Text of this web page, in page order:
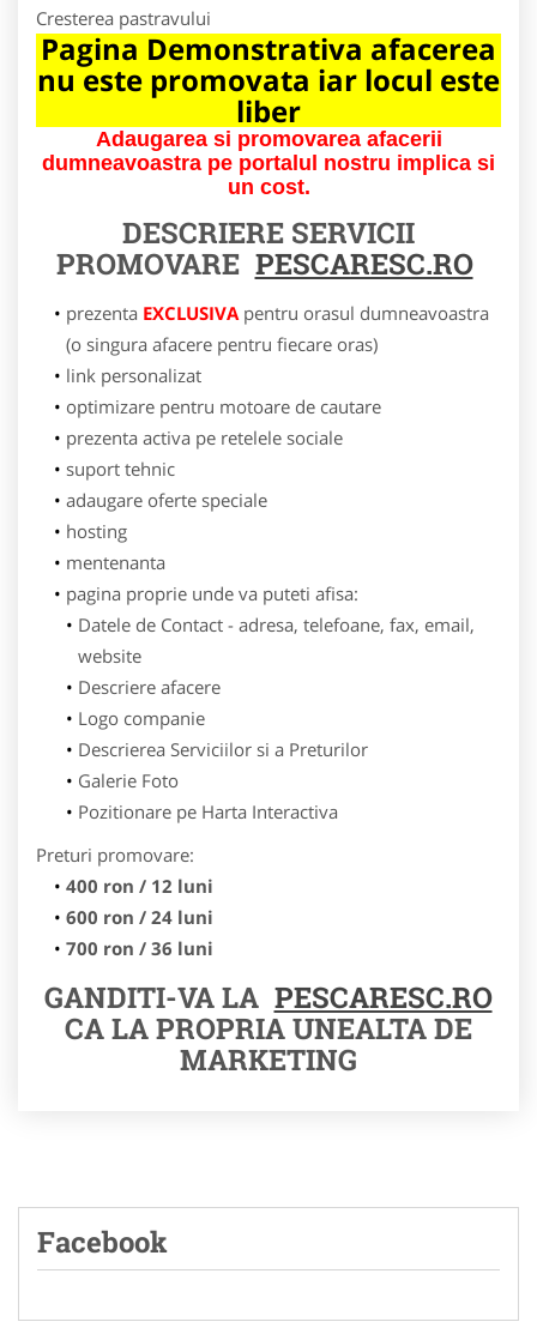
Cresterea pastravului
Pagina Demonstrativa afacerea
nu este promovata iar locul este
liber
Adaugarea si promovarea afacerii
dumneavoastra pe portalul nostru implica si
un cost.
DESCRIERE SERVICII
PROMOVARE PESCARESC.RO
prezenta EXCLUSIVApentru orasul dumneavoastra
(o singura afacere pentru fiecare oras)
link personalizat
optimizare pentru motoare de cautare
prezenta activa pe retelele sociale
suport tehnic
adaugare oferte speciale
hosting
mentenanta
pagina proprie unde va puteti afisa:
Datele de Contact - adresa, telefoane, fax, email,
website
Descriere afacere
Logo companie
Descrierea Serviciilor si a Preturilor
Galerie Foto
Pozitionare pe Harta Interactiva
Preturi promovare:
400 ron / 12 luni
600 ron / 24 luni
700 ron / 36 luni
GANDITI-VA LA PESCARESC.RO
CA LA PROPRIA UNEALTA DE
MARKETING
Facebook